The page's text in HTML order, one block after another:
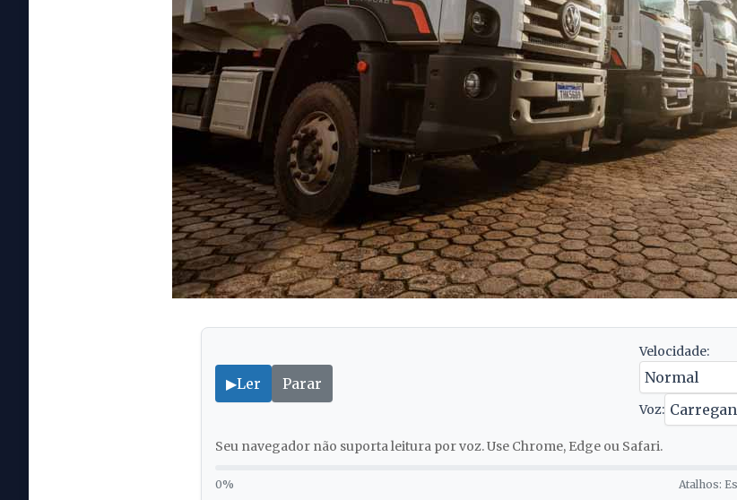
▶Ler Parar
Velocidade:
Voz:
Seu navegador não suporta leitura por voz. Use Chrome, Edge ou Safari.
0% Atalhos: